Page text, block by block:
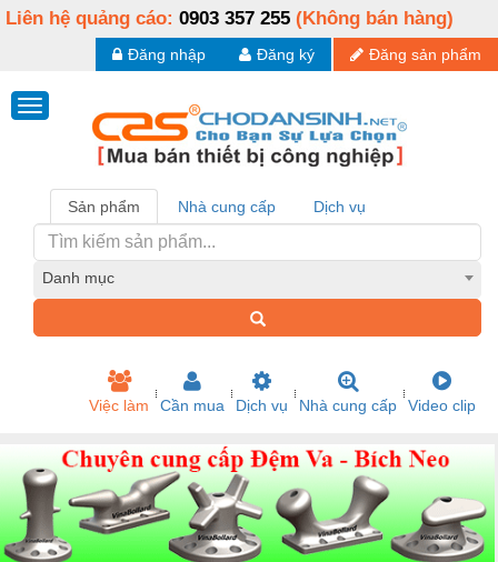
Liên hệ quảng cáo: 0903 357 255 (Không bán hàng)
Đăng sản phẩm
Đăng ký
Đăng nhập
Sản phẩm Nhà cung cấp Dịch vụ
Danh mục
Việc làm Cần mua Dịch vụ Nhà cung cấp Video clip